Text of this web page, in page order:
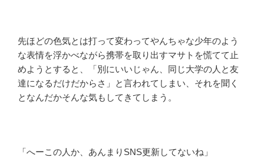
先ほどの色気とは打って変わってやんちゃな少年のよう
な表情を浮かべながら携帯を取り出すマサトを慌てて止
めようとすると、「別にいいじゃん、同じ大学の人と友
達になるだけだからさ」と言われてしまい、それを聞く
となんだかそんな気もしてきてしまう。
「へーこの人か、あんまりSNS更新してないね」